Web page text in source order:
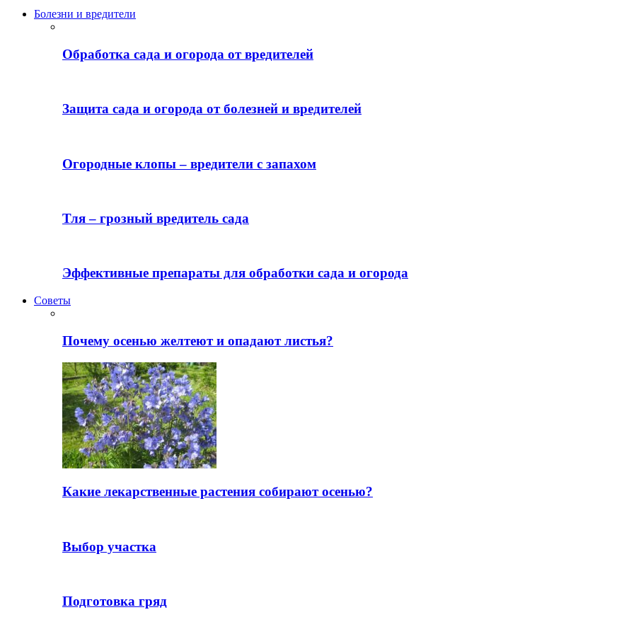
Болезни и вредители
Обработка сада и огорода от вредителей
Защита сада и огорода от болезней и вредителей
Огородные клопы – вредители с запахом
Тля – грозный вредитель сада
Эффективные препараты для обработки сада и огорода
Советы
Почему осенью желтеют и опадают листья?
Какие лекарственные растения собирают осенью?
Выбор участка
Подготовка гряд